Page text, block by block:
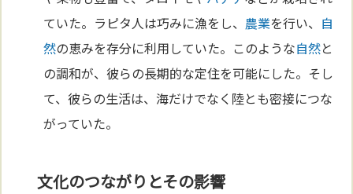
ていた。ラピタ人は巧みに漁をし、 農業を行い、 自
然の恵みを存分に利用していた。このような自然と
の調和が、彼らの長期的な定住を可能にした。そし
て、彼らの生活は、海だけでなく陸とも密接につな
がっていた。
文化のつながりとその影響